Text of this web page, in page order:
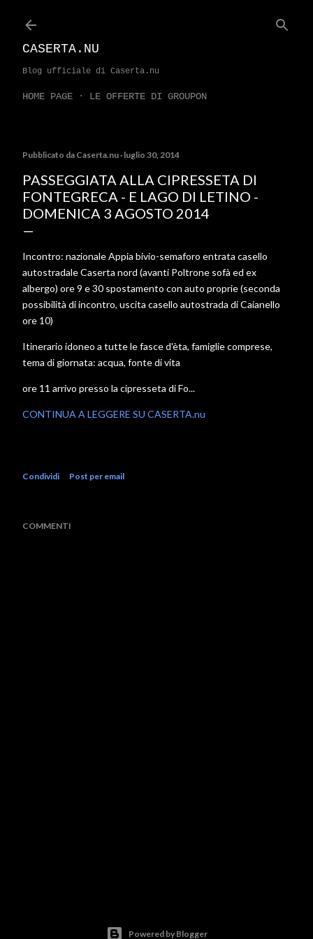
CASERTA.NU
Blog ufficiale di Caserta.nu
HOME PAGE LE OFFERTE DI GROUPON
Pubblicato da Caserta.nu luglio 30, 2014
PASSEGGIATA ALLA CIPRESSETA DI
FONTEGRECA - E LAGO DI LETINO -
DOMENICA 3 AGOSTO 2014
Incontro: nazionale Appia bivio-semaforo entrata casello
autostradale Caserta nord (avanti Poltrone sofà ed ex
albergo) ore 9 e 30 spostamento con auto proprie (seconda
possibilità di incontro, uscita casello autostrada di Caianello
ore 10)
Itinerario idoneo a tutte le fasce d'èta, famiglie comprese,
tema di giornata: acqua, fonte di vita
ore 11 arrivo presso la cipresseta di Fo...
CONTINUA A LEGGERE SU CASERTA.nu
Condividi Post per email
COMMENTI
Powered by Blogger